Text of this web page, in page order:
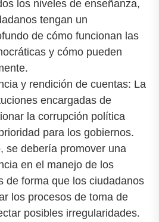
los niveles de enseñanza,
tengan un
de cómo funcionan las
y cómo pueden
y rendición de cuentas: La
encargadas de
la corrupción política
para los gobiernos.
se debería promover una
en el manejo de los
de forma que los ciudadanos
los procesos de toma de
posibles irregularidades.